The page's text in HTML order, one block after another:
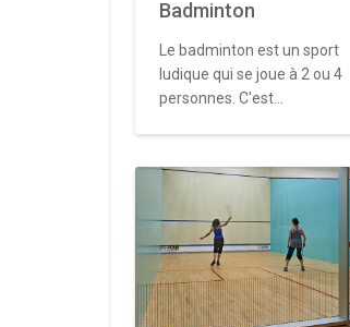
Badminton
Le badminton est un sport
ludique qui se joue à 2 ou 4
personnes. C'est...